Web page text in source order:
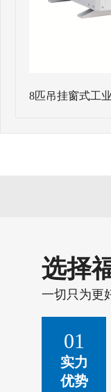
8匹吊挂窗式工
选择
一切只为更
01
实力
优势